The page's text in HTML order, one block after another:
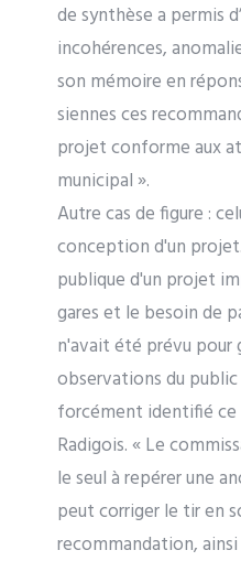
de synthèse a permis
incohérences,
son mémoire en
siennes ces
projet conforme aux
municipal ».
Autre cas de figure :
conception d'un
publique d'un projet
gares et le besoin de
n'avait été prévu pour
observations du
forcément identifié ce
Radigois. « Le
le seul à repérer une
peut corriger le tir en
recommandation,